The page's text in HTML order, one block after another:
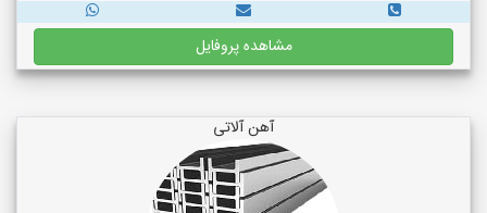
مشاهده پروفایل
آهن آلاتی